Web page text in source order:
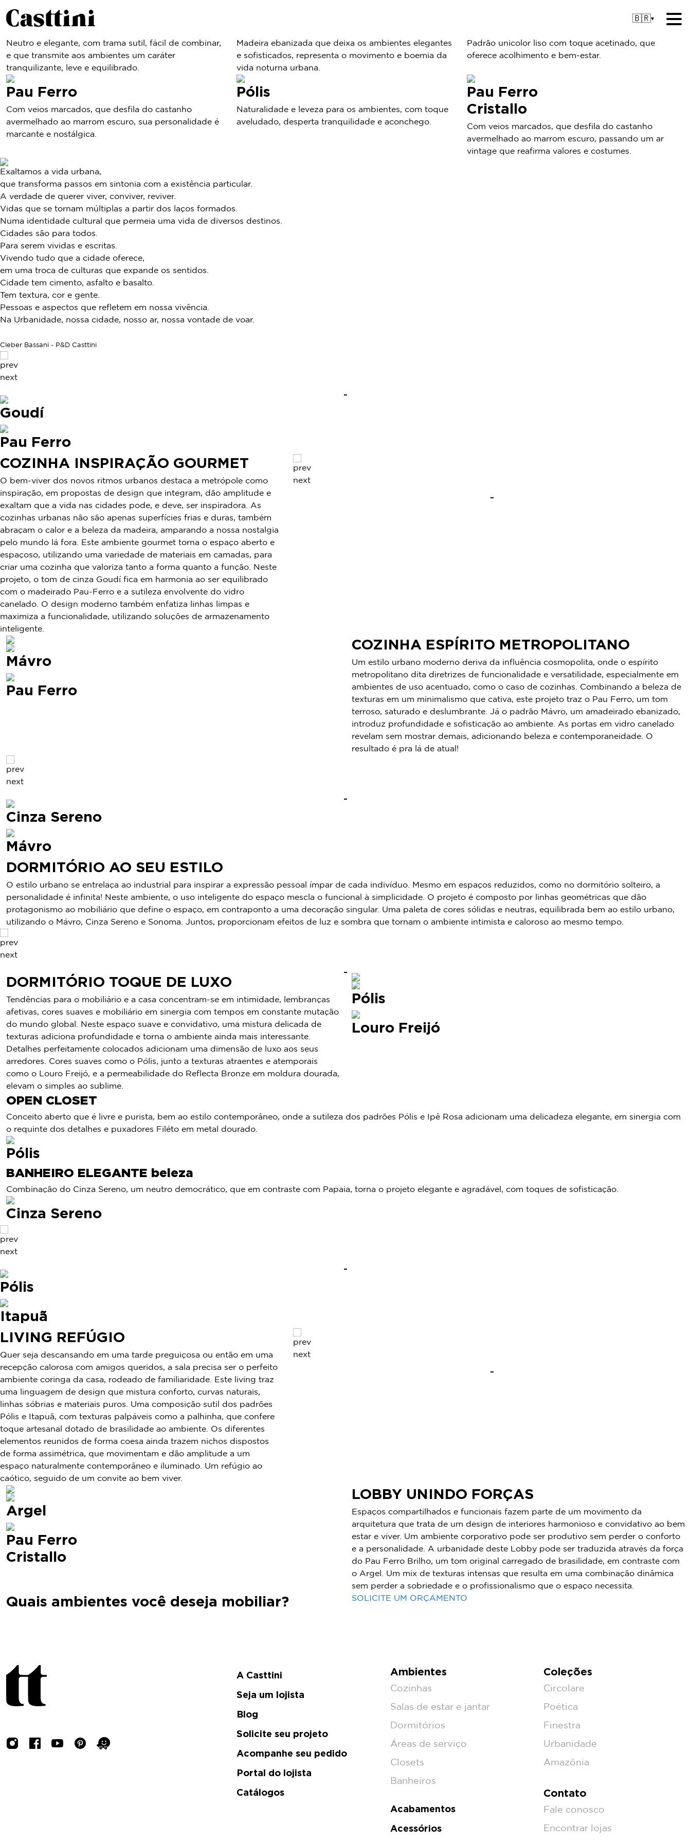
🇧🇷▾
Cinza Sereno
Neutro e elegante, com trama sutil, fácil de combinar,
e que transmite aos ambientes um caráter
tranquilizante, leve e equilibrado.
Madeira ebanizada que deixa os ambientes elegantes
e sofisticados, representa o movimento e boemia da
vida noturna urbana.
Padrão unicolor liso com toque acetinado, que
oferece acolhimento e bem-estar.
Pau Ferro
Com veios marcados, que desfila do castanho
avermelhado ao marrom escuro, sua personalidade é
marcante e nostálgica.
Pólis
Naturalidade e leveza para os ambientes, com toque
aveludado, desperta tranquilidade e aconchego.
Pau Ferro
Cristallo
Com veios marcados, que desfila do castanho
avermelhado ao marrom escuro, passando um ar
vintage que reafirma valores e costumes.
Exaltamos a vida urbana,
que transforma passos em sintonia com a existência particular.
A verdade de querer viver, conviver, reviver.
Vidas que se tornam múltiplas a partir dos laços formados.
Numa identidade cultural que permeia uma vida de diversos destinos.
Cidades são para todos.
Para serem vividas e escritas.
Vivendo tudo que a cidade oferece,
em uma troca de culturas que expande os sentidos.
Cidade tem cimento, asfalto e basalto.
Tem textura, cor e gente.
Pessoas e aspectos que refletem em nossa vivência.
Na Urbanidade, nossa cidade, nosso ar, nossa vontade de voar.
Cleber Bassani - P&D Casttini
prev
next
Goudí
Pau Ferro
COZINHA INSPIRAÇÃO GOURMET
O bem-viver dos novos ritmos urbanos destaca a metrópole como
inspiração, em propostas de design que integram, dão amplitude e
exaltam que a vida nas cidades pode, e deve, ser inspiradora. As
cozinhas urbanas não são apenas superfícies frias e duras, também
abraçam o calor e a beleza da madeira, amparando a nossa nostalgia
pelo mundo lá fora. Este ambiente gourmet torna o espaço aberto e
espaçoso, utilizando uma variedade de materiais em camadas, para
criar uma cozinha que valoriza tanto a forma quanto a função. Neste
projeto, o tom de cinza Goudí fica em harmonia ao ser equilibrado
com o madeirado Pau-Ferro e a sutileza envolvente do vidro
canelado. O design moderno também enfatiza linhas limpas e
maximiza a funcionalidade, utilizando soluções de armazenamento
inteligente.
prev
next
Mávro
Pau Ferro
COZINHA ESPÍRITO METROPOLITANO
Um estilo urbano moderno deriva da influência cosmopolita, onde o espírito
metropolitano dita diretrizes de funcionalidade e versatilidade, especialmente em
ambientes de uso acentuado, como o caso de cozinhas. Combinando a beleza de
texturas em um minimalismo que cativa, este projeto traz o Pau Ferro, um tom
terroso, saturado e deslumbrante. Já o padrão Mávro, um amadeirado ebanizado,
introduz profundidade e sofisticação ao ambiente. As portas em vidro canelado
revelam sem mostrar demais, adicionando beleza e contemporaneidade. O
resultado é pra lá de atual!
prev
next
Cinza Sereno
Mávro
DORMITÓRIO AO SEU ESTILO
O estilo urbano se entrelaça ao industrial para inspirar a expressão pessoal ímpar de cada indivíduo. Mesmo em espaços reduzidos, como no dormitório solteiro, a
personalidade é infinita! Neste ambiente, o uso inteligente do espaço mescla o funcional à simplicidade. O projeto é composto por linhas geométricas que dão
protagonismo ao mobiliário que define o espaço, em contraponto a uma decoração singular. Uma paleta de cores sólidas e neutras, equilibrada bem ao estilo urbano,
utilizando o Mávro, Cinza Sereno e Sonoma. Juntos, proporcionam efeitos de luz e sombra que tornam o ambiente intimista e caloroso ao mesmo tempo.
prev
next
DORMITÓRIO TOQUE DE LUXO
Tendências para o mobiliário e a casa concentram-se em intimidade, lembranças
afetivas, cores suaves e mobiliário em sinergia com tempos em constante mutação
do mundo global. Neste espaço suave e convidativo, uma mistura delicada de
texturas adiciona profundidade e torna o ambiente ainda mais interessante.
Detalhes perfeitamente colocados adicionam uma dimensão de luxo aos seus
arredores. Cores suaves como o Pólis, junto a texturas atraentes e atemporais
como o Louro Freijó, e a permeabilidade do Reflecta Bronze em moldura dourada,
elevam o simples ao sublime.
Pólis
Louro Freijó
OPEN CLOSET
Conceito aberto que é livre e purista, bem ao estilo contemporâneo, onde a sutileza dos padrões Pólis e Ipê Rosa adicionam uma delicadeza elegante, em sinergia com
o requinte dos detalhes e puxadores Filéto em metal dourado.
Pólis
BANHEIRO ELEGANTE beleza
Combinação do Cinza Sereno, um neutro democrático, que em contraste com Papaia, torna o projeto elegante e agradável, com toques de sofisticação.
Cinza Sereno
prev
next
Pólis
Itapuã
LIVING REFÚGIO
Quer seja descansando em uma tarde preguiçosa ou então em uma
recepção calorosa com amigos queridos, a sala precisa ser o perfeito
ambiente coringa da casa, rodeado de familiaridade. Este living traz
uma linguagem de design que mistura conforto, curvas naturais,
linhas sóbrias e materiais puros. Uma composição sutil dos padrões
Pólis e Itapuã, com texturas palpáveis como a palhinha, que confere
toque artesanal dotado de brasilidade ao ambiente. Os diferentes
elementos reunidos de forma coesa ainda trazem nichos dispostos
de forma assimétrica, que movimentam e dão amplitude a um
espaço naturalmente contemporâneo e iluminado. Um refúgio ao
caótico, seguido de um convite ao bem viver.
prev
next
Argel
Pau Ferro
Cristallo
LOBBY UNINDO FORÇAS
Espaços compartilhados e funcionais fazem parte de um movimento da
arquitetura que trata de um design de interiores harmonioso e convidativo ao bem
estar e viver. Um ambiente corporativo pode ser produtivo sem perder o conforto
e a personalidade. A urbanidade deste Lobby pode ser traduzida através da força
do Pau Ferro Brilho, um tom original carregado de brasilidade, em contraste com
o Argel. Um mix de texturas intensas que resulta em uma combinação dinâmica
sem perder a sobriedade e o profissionalismo que o espaço necessita.
Quais ambientes você deseja mobiliar? SOLICITE UM ORÇAMENTO
A Casttini
Seja um lojista
Blog
Solicite seu projeto
Acompanhe seu pedido
Portal do lojista
Catálogos
Ambientes
Cozinhas
Salas de estar e jantar
Dormitórios
Áreas de serviço
Closets
Banheiros
Acabamentos
Acessórios
Coleções
Circolare
Poética
Finestra
Urbanidade
Amazônia
Contato
Fale conosco
Encontrar lojas